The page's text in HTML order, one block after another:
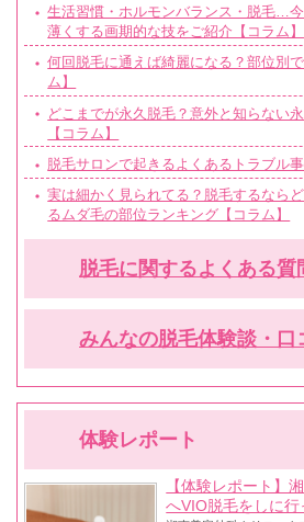
生活習慣・ホルモンバランス・脱毛…
薄くする画期的な技をご紹介【コラム】
何回脱毛に通えば綺麗になる？部位別
ム】
どこまでが永久脱毛？意外と知らない
【コラム】
脱毛サロンで起きるよくあるトラブル事
実は細かく見られてる？脱毛するなら
るムダ毛の部位ランキング【コラム】
脱毛に関するよくある質
みんなの脱毛体験談・口
体験レポート
【体験レポート】
へVIO脱毛をしに